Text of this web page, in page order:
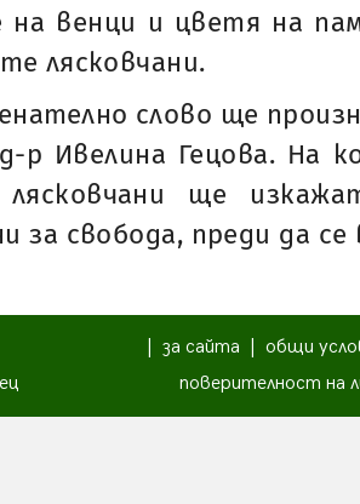
на венци и цветя на
лясковчани.
слово ще
р Ивелина Гецова. На
лясковчани ще
за свобода, преди да
за сайта
общи
поверителност на